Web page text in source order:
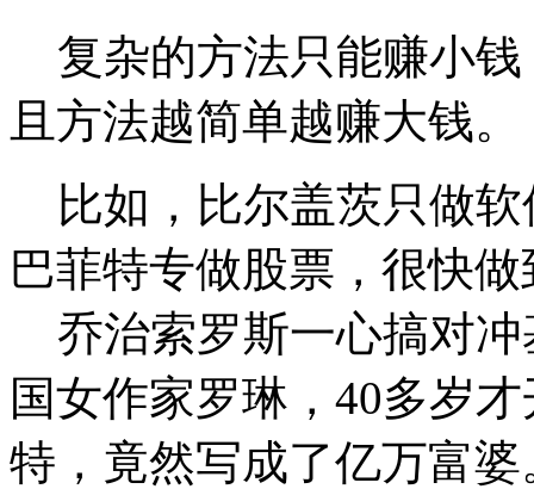
复杂的方法只能赚小钱
且方法越简单越赚大钱。
比如，比尔盖茨只做软
巴菲特专做股票，很快
乔治索罗斯一心搞对冲
国女作家罗琳，40多岁
特，竟然写成了亿万富婆